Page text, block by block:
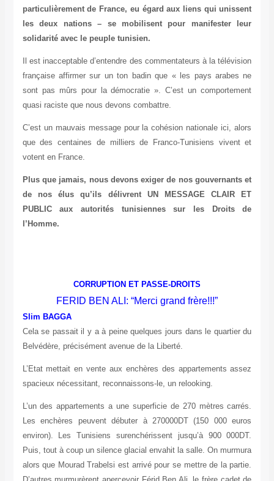
particulièrement de France, eu égard aux liens qui unissent
les deux nations – se mobilisent pour manifester leur
solidarité avec le peuple tunisien.
Il est inacceptable d’entendre des commentateurs à la télévision
française affirmer sur un ton badin que « les pays arabes ne
sont pas mûrs pour la démocratie ». C’est un comportement
quasi raciste que nous devons combattre.
C’est un mauvais message pour la cohésion nationale ici, alors
que des centaines de milliers de Franco-Tunisiens vivent et
votent en France.
Plus que jamais, nous devons exiger de nos gouvernants et
de nos élus qu’ils délivrent UN MESSAGE CLAIR ET
PUBLIC aux autorités tunisiennes sur les Droits de
l’Homme.
CORRUPTION ET PASSE-DROITS
FERID BEN ALI: “Merci grand frère!!!”
Slim BAGGA
Cela se passait il y a à peine quelques jours dans le quartier du
Belvédère, précisément avenue de la Liberté.
L’Etat mettait en vente aux enchères des appartements assez
spacieux nécessitant, reconnaissons-le, un relooking.
L’un des appartements a une superficie de 270 mètres carrés.
Les enchères peuvent débuter à 270000DT (150 000 euros
environ). Les Tunisiens surenchérissent jusqu’à 900 000DT.
Puis, tout à coup un silence glacial envahit la salle. On murmura
alors que Mourad Trabelsi est arrivé pour se mettre de la partie.